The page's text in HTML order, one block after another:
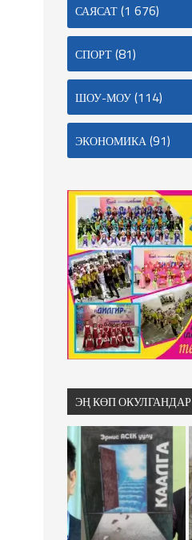
САЯСАТ(1 676)
СПОРТ(81)
ШОУ-МОУ(114)
ЭКОНОМИКА(91)
ЭҢ КӨП ОКУЛГАНДАР